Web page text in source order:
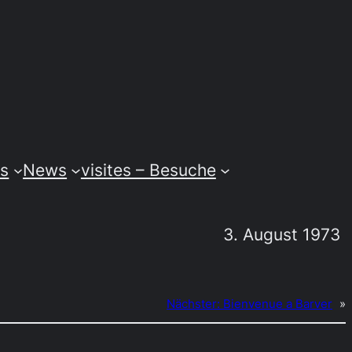
News visites – Besuche
3. August 1973
Nächster: Bienvenue a Barver »